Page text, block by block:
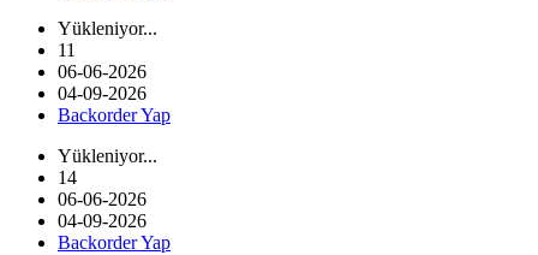
Yükleniyor...
11
06-06-2026
04-09-2026
Backorder Yap
Yükleniyor...
14
06-06-2026
04-09-2026
Backorder Yap